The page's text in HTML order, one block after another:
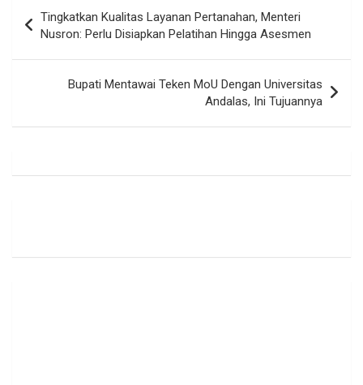
pos
Tingkatkan Kualitas Layanan Pertanahan, Menteri
Nusron: Perlu Disiapkan Pelatihan Hingga Asesmen
Bupati Mentawai Teken MoU Dengan Universitas
Andalas, Ini Tujuannya